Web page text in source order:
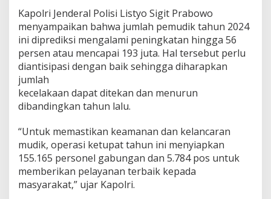
Kapolri Jenderal Polisi Listyo Sigit Prabowo
menyampaikan bahwa jumlah pemudik tahun 2024
ini diprediksi mengalami peningkatan hingga 56
persen atau mencapai 193 juta. Hal tersebut perlu
diantisipasi dengan baik sehingga diharapkan
jumlah
kecelakaan dapat ditekan dan menurun
dibandingkan tahun lalu.
“Untuk memastikan keamanan dan kelancaran
mudik, operasi ketupat tahun ini menyiapkan
155.165 personel gabungan dan 5.784 pos untuk
memberikan pelayanan terbaik kepada
masyarakat,” ujar Kapolri.